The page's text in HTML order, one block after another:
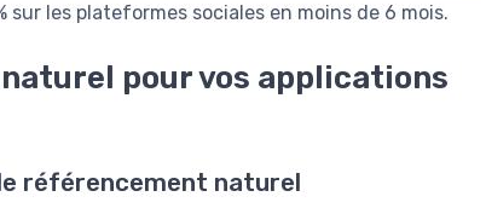
les plateformes sociales en moins de 6 mois.
pour vos applications
référencement naturel